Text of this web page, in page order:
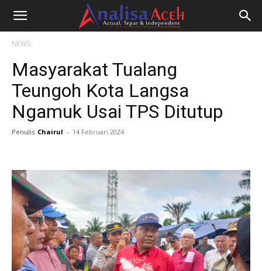
NEWS
Masyarakat Tualang
Teungoh Kota Langsa
Ngamuk Usai TPS Ditutup
Penulis Chairul - 14 Februari 2024